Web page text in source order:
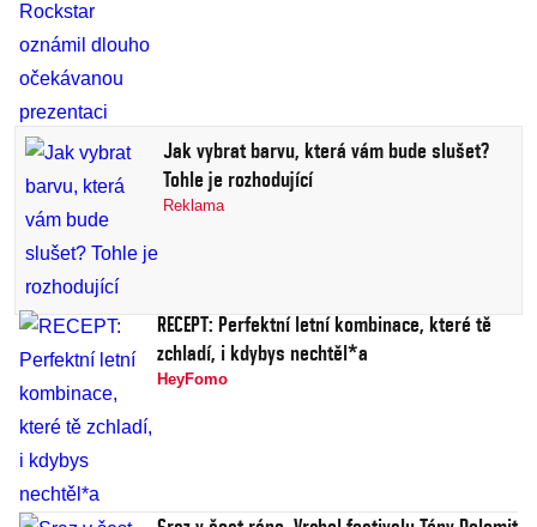
Jak vybrat barvu, která vám bude slušet?
Tohle je rozhodující
Reklama
RECEPT: Perfektní letní kombinace, které tě
zchladí, i kdybys nechtěl*a
HeyFomo